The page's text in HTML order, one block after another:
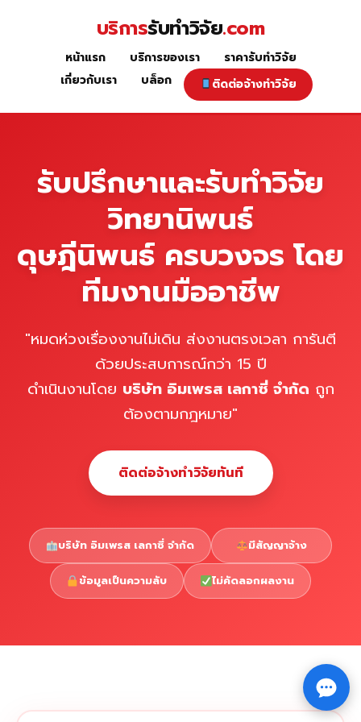
หน้าแรก
Copyright © 2026 รับทำวิจัย รับทำวิทยานิพนธ์ รับทำ⇧
บริการรับทำวิจัย.com
หน้าแรก บริการของเรา
ราคารับทำวิจัย
เกี่ยวกับเรา
บล็อก ติดต่อจ้างทำวิจัย
รับปรึกษาและรับทำวิจัย
วิทยานิพนธ์
ดุษฎีนิพนธ์ ครบวงจร โดย
ทีมงานมืออาชีพ
"หมดห่วงเรื่องงานไม่เดิน ส่งงานตรงเวลา การันตี
ด้วยประสบการณ์กว่า 15 ปี
ดำเนินงานโดย บริษัท อิมเพรส เลกาซี่ จำกัด ถูก
ต้องตามกฎหมาย"
ติดต่อจ้างทำวิจัยทันที
บริษัท อิมเพรส เลกาซี่ จำกัด มีสัญญาจ้าง
ข้อมูลเป็นความลับ ไม่คัดลอกผลงาน